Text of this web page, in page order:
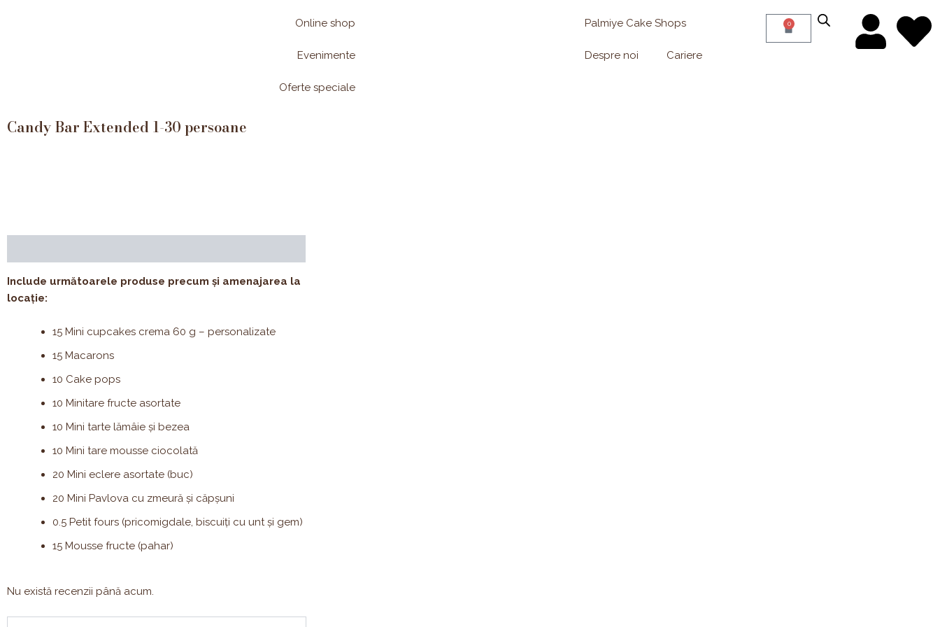
Online shop
Evenimente
Oferte speciale
Palmiye Cake Shops
Despre noi Cariere
0
Cart
Candy Bar Extended 1-30 persoane
Include următoarele produse precum și amenajarea la
locație:
15 Mini cupcakes crema 60 g – personalizate
15 Macarons
10 Cake pops
10 Minitare fructe asortate
10 Mini tarte lămâie și bezea
10 Mini tare mousse ciocolată
20 Mini eclere asortate (buc)
20 Mini Pavlova cu zmeură și căpșuni
0.5 Petit fours (pricomigdale, biscuiți cu unt și gem)
15 Mousse fructe (pahar)
Nu există recenzii până acum.